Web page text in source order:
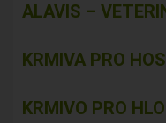
ALAVIS –
KRMIVA PRO
KRMIVO PRO